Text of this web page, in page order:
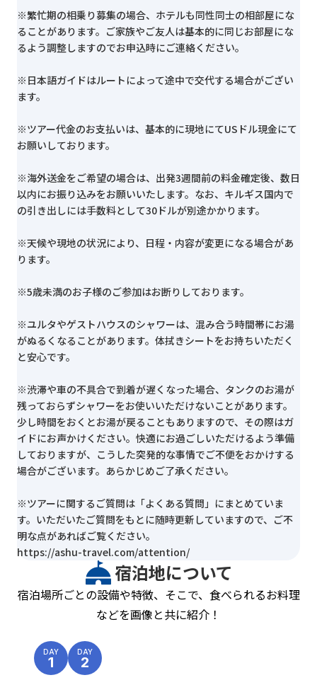
※繁忙期の相乗り募集の場合、ホテルも同性同士の相部屋にな
ることがあります。ご家族やご友人は基本的に同じお部屋にな
るよう調整しますのでお申込時にご連絡ください。
※日本語ガイドはルートによって途中で交代する場合がござい
ます。
※ツアー代金のお支払いは、基本的に現地にてUSドル現金にて
お願いしております。
※海外送金をご希望の場合は、出発3週間前の料金確定後、数日
以内にお振り込みをお願いいたします。なお、キルギス国内で
の引き出しには手数料として30ドルが別途かかります。
※天候や現地の状況により、日程・内容が変更になる場合があ
ります。
※5歳未満のお子様のご参加はお断りしております。
※ユルタやゲストハウスのシャワーは、混み合う時間帯にお湯
がぬるくなることがあります。体拭きシートをお持ちいただく
と安心です。
※渋滞や車の不具合で到着が遅くなった場合、タンクのお湯が
残っておらずシャワーをお使いいただけないことがあります。
少し時間をおくとお湯が戻ることもありますので、その際はガ
イドにお声かけください。快適にお過ごしいただけるよう準備
しておりますが、こうした突発的な事情でご不便をおかけする
場合がございます。あらかじめご了承ください。
※ツアーに関するご質問は「よくある質問」にまとめていま
す。いただいたご質問をもとに随時更新していますので、ご不
明な点があればご覧ください。
https://ashu-travel.com/attention/
宿泊地について
宿泊場所ごとの設備や特徴、そこで、食べられるお料理
などを画像と共に紹介！
DAY
1
DAY
2